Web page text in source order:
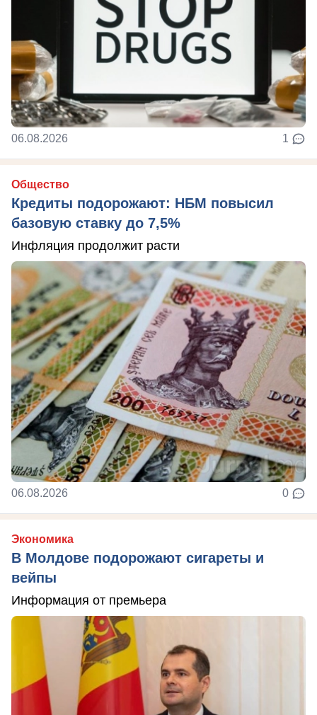
06.08.2026 1
Общество
Кредиты подорожают: НБМ повысил
базовую ставку до 7,5%
Инфляция продолжит расти
06.08.2026 0
Экономика
В Молдове подорожают сигареты и
вейпы
Информация от премьера